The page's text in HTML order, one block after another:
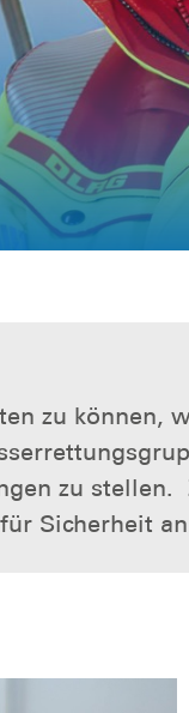
zu können,
zu
Sicherheit